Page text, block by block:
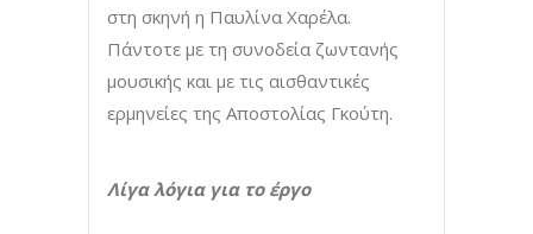
στη σκηνή η Παυλίνα Χαρέλα.
Πάντοτε με τη συνοδεία ζωντανής
μουσικής και με τις αισθαντικές
ερμηνείες της Αποστολίας Γκούτη.
Λίγα λόγια για το έργο